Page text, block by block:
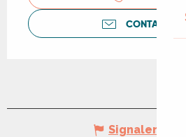
Signaler une